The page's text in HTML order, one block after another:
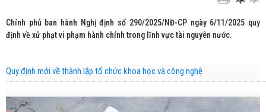
Chính phủ ban hành Nghị định số 290/2025/NĐ-CP ngày 6/11/2025 quy
định về xử phạt vi phạm hành chính trong lĩnh vực tài nguyên nước.
Quy định mới về thành lập tổ chức khoa học và công nghệ